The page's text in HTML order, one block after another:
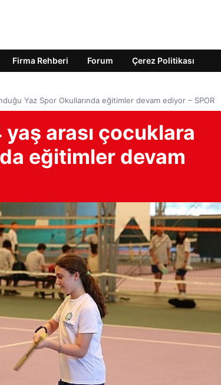
Firma Rehberi Forum Çerez Politikası
Yaz Spor Okullarında eğitimler devam ediyor – SPOR
yaş arası çocuklara
eğitimler devam